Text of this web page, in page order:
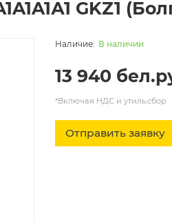
GKZ1
В наличии
13 940
*Включая НДС и утиль.сбор
Отправить заявку